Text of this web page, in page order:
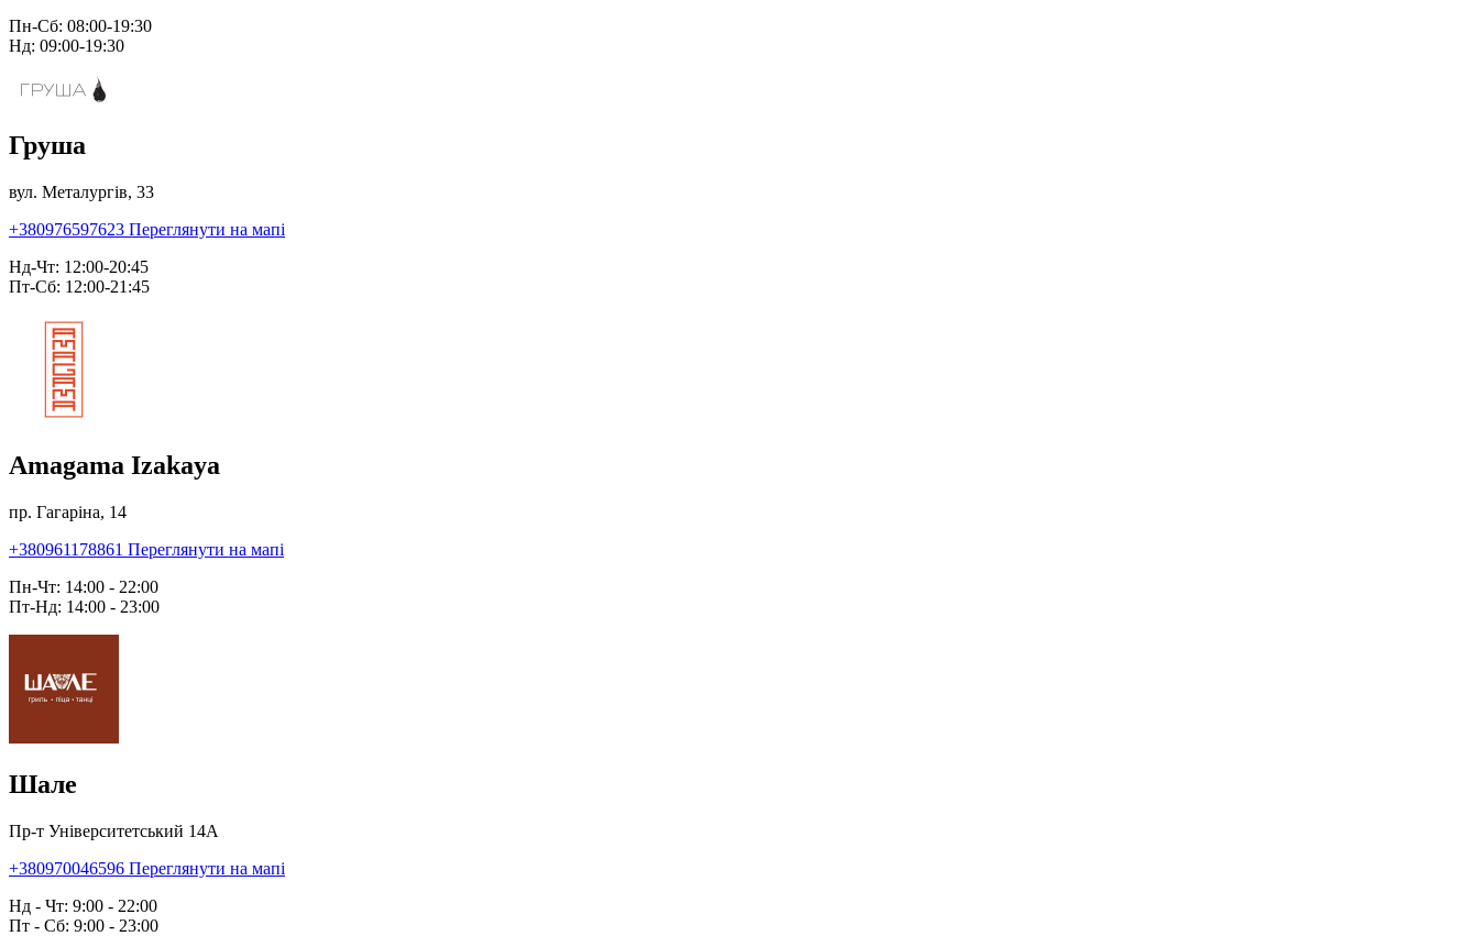
Пн-Сб: 08:00-19:30
Нд: 09:00-19:30
Груша
вул. Металургів, 33
+380976597623 Переглянути на мапі
Нд-Чт: 12:00-20:45
Пт-Сб: 12:00-21:45
Amagama Izakaya
пр. Гагаріна, 14
+380961178861 Переглянути на мапі
Пн-Чт: 14:00 - 22:00
Пт-Нд: 14:00 - 23:00
Шале
Пр-т Університетський 14А
+380970046596 Переглянути на мапі
Нд - Чт: 9:00 - 22:00
Пт - Сб: 9:00 - 23:00